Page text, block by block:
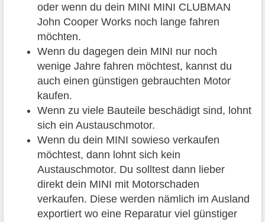
oder wenn du dein MINI MINI CLUBMAN
John Cooper Works noch lange fahren
möchten.
Wenn du dagegen dein MINI nur noch
wenige Jahre fahren möchtest, kannst du
auch einen günstigen gebrauchten Motor
kaufen.
Wenn zu viele Bauteile beschädigt sind, lohnt
sich ein Austauschmotor.
Wenn du dein MINI sowieso verkaufen
möchtest, dann lohnt sich kein
Austauschmotor. Du solltest dann lieber
direkt dein MINI mit Motorschaden
verkaufen. Diese werden nämlich im Ausland
exportiert wo eine Reparatur viel günstiger